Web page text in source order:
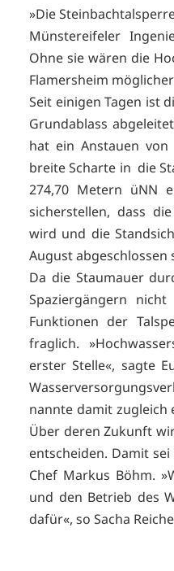
»Die
Münstereifeler
Ohne sie wären die
Flamersheim
Seit einigen Tagen ist
Grundablass
hat ein Anstauen
breite Scharte in die
274,70 Metern üNN
sicherstellen, dass
wird und die
August abgeschlossen
Da die Staumauer
Spaziergängern
Funktionen der
fraglich.
erster Stelle«, sagte
nannte damit zugleich
Über deren Zukunft
entscheiden. Damit
Chef Markus Böhm.
und den Betrieb des
dafür«, so Sacha